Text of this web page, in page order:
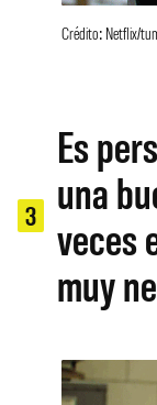
Crédito: Netflix/
3
Es
una
veces
muy